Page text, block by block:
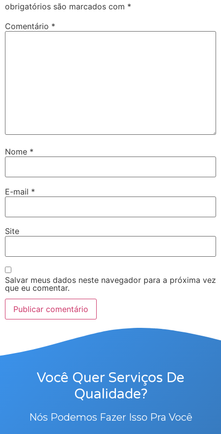
obrigatórios são marcados com *
Comentário *
Nome *
E-mail *
Site
Salvar meus dados neste navegador para a próxima vez
que eu comentar.
Você Quer Serviços De
Qualidade?
Nós Podemos Fazer Isso Pra Você